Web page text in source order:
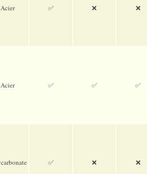
Acier ✅ ❌ ❌
Acier ✅ ✅ ✅
✅ ❌ ❌